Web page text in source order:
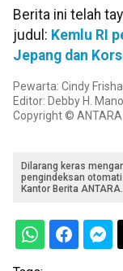
Berita ini telah
judul: Kemlu RI
Jepang dan
Pewarta: Cindy
Editor: Debby H. Mano
Copyright © ANTARA
Dilarang keras
pengindeksan
Kantor Berita ANTARA.